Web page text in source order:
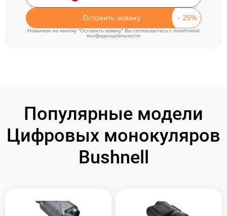
Оставить заявку
Нажимая на кнопку "Оставить заявку" Вы соглашаетесь cполитикой
конфиденциальности
Популярные модели
Цифровых монокуляров
Bushnell